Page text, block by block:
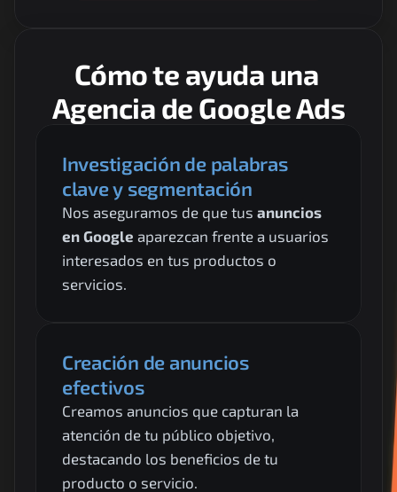
Cómo te ayuda una
Agencia de Google Ads
Investigación de palabras
clave y segmentación
Nos aseguramos de que tus anuncios
en Google aparezcan frente a usuarios
interesados en tus productos o
servicios.
Creación de anuncios
efectivos
Creamos anuncios que capturan la
atención de tu público objetivo,
destacando los beneficios de tu
producto o servicio.